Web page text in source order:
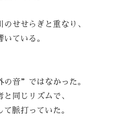
せせらぎと重なり、
ている。
音”ではなかった。
同じリズムで、
脈打っていた。